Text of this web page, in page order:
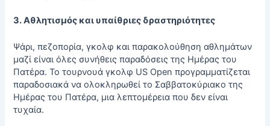
3. Αθλητισμός και υπαίθριες δραστηριότητες
Ψάρι, πεζοπορία, γκολφ και παρακολούθηση αθλημάτων
μαζί είναι όλες συνήθεις παραδόσεις της Ημέρας του
Πατέρα. Το τουρνουά γκολφ US Open προγραμματίζεται
παραδοσιακά να ολοκληρωθεί το Σαββατοκύριακο της
Ημέρας του Πατέρα, μια λεπτομέρεια που δεν είναι
τυχαία.